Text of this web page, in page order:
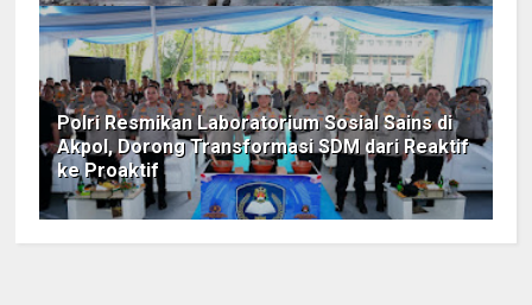
Polri Resmikan Laboratorium Sosial Sains di
Akpol, Dorong Transformasi SDM dari Reaktif
ke Proaktif